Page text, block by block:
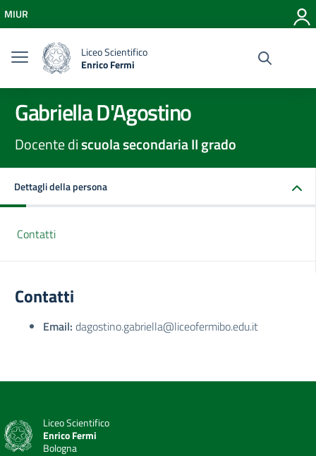
Vai al menu di navigazione
Vai al footer
MIUR
Liceo Scientifico
Enrico Fermi
Gabriella D'Agostino
Docente discuola secondaria II grado
Dettagli della persona
Contatti
Contatti
Email: dagostino.gabriella@liceofermibo.edu.it
Liceo Scientifico
Enrico Fermi
Bologna